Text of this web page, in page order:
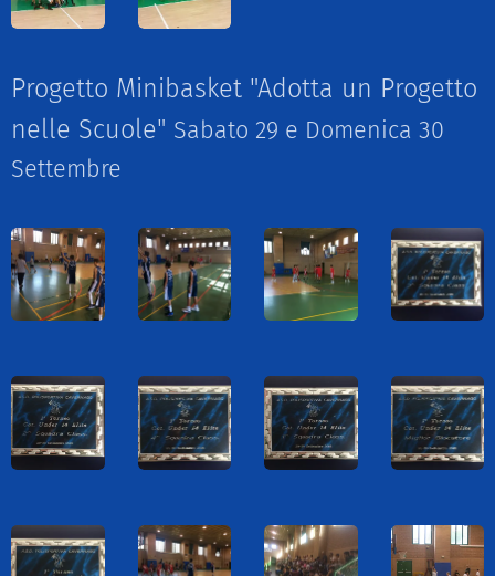
Progetto Minibasket "Adotta un Progetto
nelle Scuole" Sabato 29 e Domenica 30
Settembre